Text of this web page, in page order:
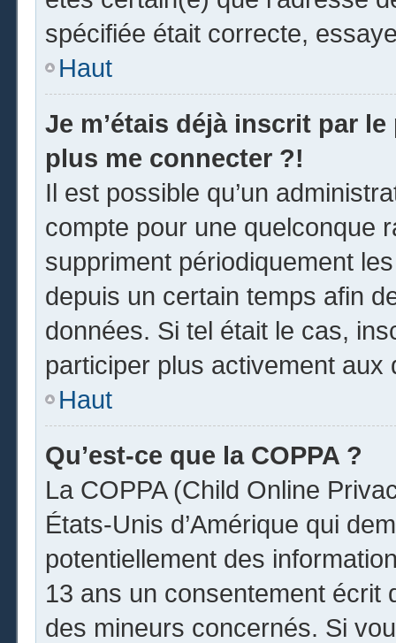
spécifiée était correcte,
Haut
Je m’étais déjà inscrit par
plus me connecter ?!
Il est possible qu’un
compte pour une quelconque
suppriment périodiquement
depuis un certain temps afin
données. Si tel était le cas,
participer plus activement
Haut
Qu’est-ce que la COPPA ?
La COPPA (Child Online
États-Unis d’Amérique qui
potentiellement des
13 ans un consentement écrit
des mineurs concernés. Si